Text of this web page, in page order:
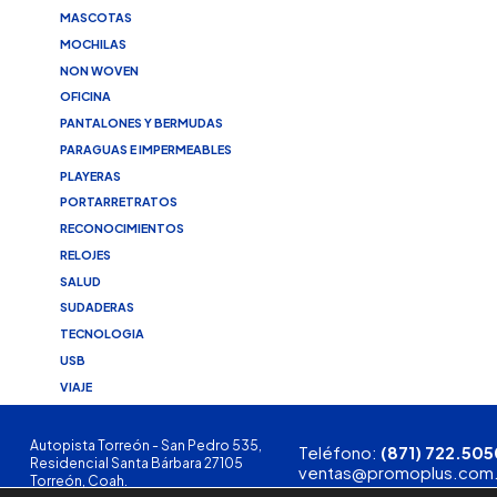
MASCOTAS
MOCHILAS
NON WOVEN
OFICINA
PANTALONES Y BERMUDAS
PARAGUAS E IMPERMEABLES
PLAYERAS
PORTARRETRATOS
RECONOCIMIENTOS
RELOJES
SALUD
SUDADERAS
TECNOLOGIA
USB
VIAJE
Autopista Torreón - San Pedro 535,
Residencial Santa Bárbara 27105
Torreón, Coah.
Teléfono: (871)